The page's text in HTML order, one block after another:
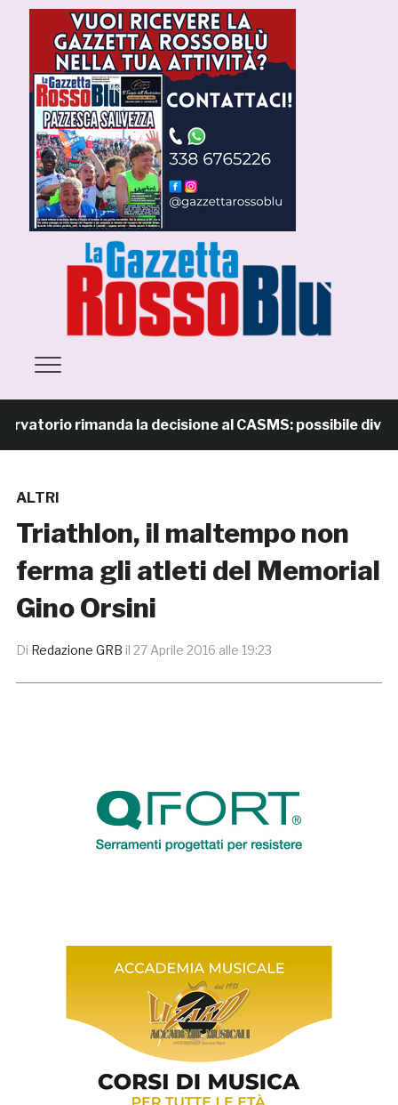
rimanda la decisione al CASMS: possibile divieto
ALTRI
Triathlon, il maltempo non
ferma gli atleti del Memorial
Gino Orsini
Di Redazione GRB il 27 Aprile 2016 alle 19:23